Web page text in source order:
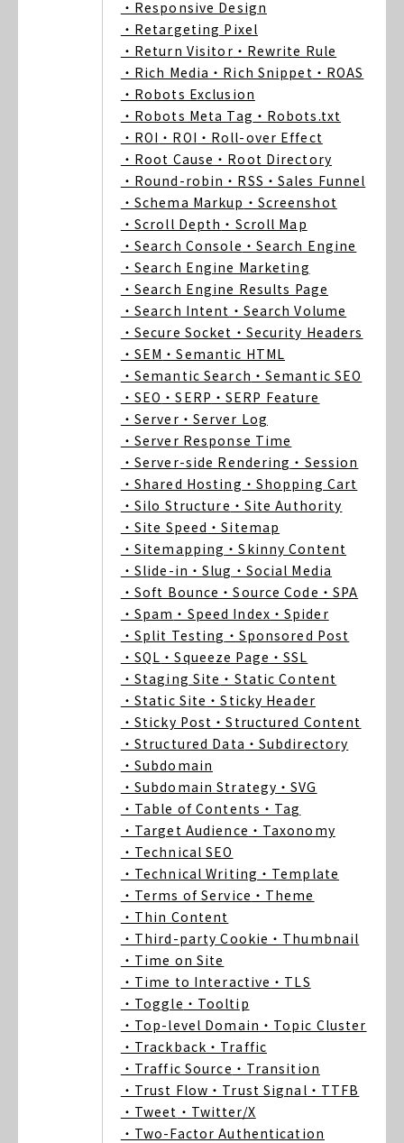
・Responsive Design
・Retargeting Pixel
・Return Visitor ・Rewrite Rule
・Rich Media ・Rich Snippet ・ROAS
・Robots Exclusion
・Robots Meta Tag ・Robots.txt
・ROI ・ROI ・Roll-over Effect
・Root Cause ・Root Directory
・Round-robin ・RSS ・Sales Funnel
・Schema Markup ・Screenshot
・Scroll Depth ・Scroll Map
・Search Console ・Search Engine
・Search Engine Marketing
・Search Engine Results Page
・Search Intent ・Search Volume
・Secure Socket ・Security Headers
・SEM ・Semantic HTML
・Semantic Search ・Semantic SEO
・SEO ・SERP ・SERP Feature
・Server ・Server Log
・Server Response Time
・Server-side Rendering ・Session
・Shared Hosting ・Shopping Cart
・Silo Structure ・Site Authority
・Site Speed ・Sitemap
・Sitemapping ・Skinny Content
・Slide-in ・Slug ・Social Media
・Soft Bounce ・Source Code ・SPA
・Spam ・Speed Index ・Spider
・Split Testing ・Sponsored Post
・SQL ・Squeeze Page ・SSL
・Staging Site ・Static Content
・Static Site ・Sticky Header
・Sticky Post ・Structured Content
・Structured Data ・Subdirectory
・Subdomain
・Subdomain Strategy ・SVG
・Table of Contents ・Tag
・Target Audience ・Taxonomy
・Technical SEO
・Technical Writing ・Template
・Terms of Service ・Theme
・Thin Content
・Third-party Cookie ・Thumbnail
・Time on Site
・Time to Interactive ・TLS
・Toggle ・Tooltip
・Top-level Domain ・Topic Cluster
・Trackback ・Traffic
・Traffic Source ・Transition
・Trust Flow ・Trust Signal ・TTFB
・Tweet ・Twitter/X
・Two-Factor Authentication